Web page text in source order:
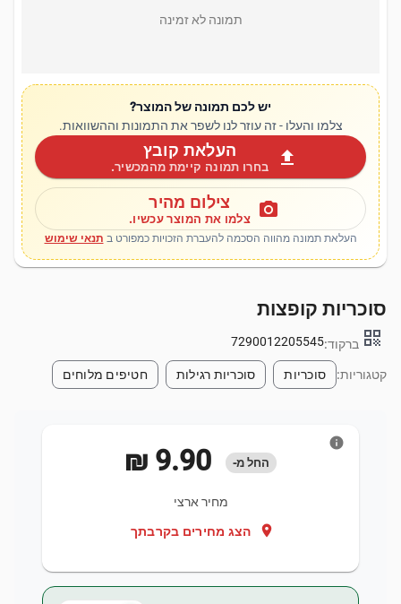
תמונה לא זמינה
יש לכם תמונה של המוצר?
צלמו והעלו - זה עוזר לנו לשפר את התמונות וההשוואות.
upload העלאת קובץ
בחרו תמונה קיימת מהמכשיר.
photo_camera צילום מהיר
צלמו את המוצר עכשיו.
העלאת תמונה מהווה הסכמה להעברת הזכויות כמפורט ב תנאי שימוש
סוכריות קופצות
qr_code ברקוד:7290012205545
קטגוריות: סוכריות סוכריות רגילות חטיפים מלוחים
החל מ-
מחיר ארצי
location_on הצג מחירים בקרבתך
info